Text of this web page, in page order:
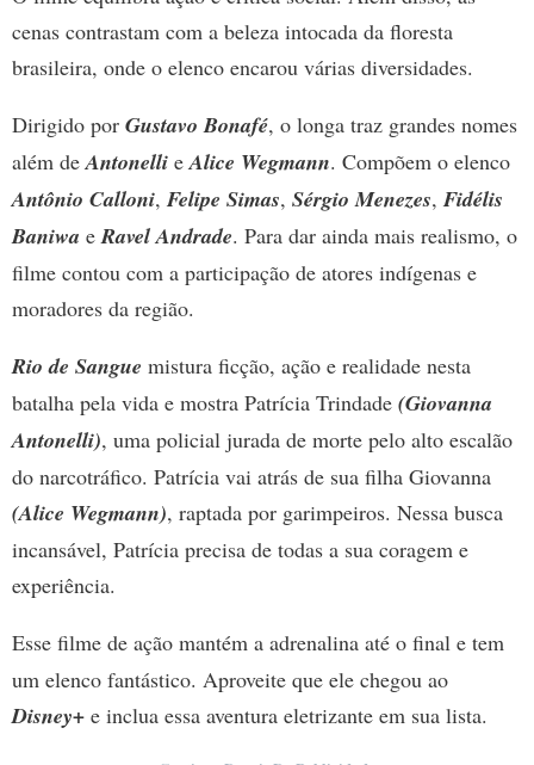
cenas contrastam com a beleza intocada da floresta
brasileira, onde o elenco encarou várias diversidades.
Dirigido por Gustavo Bonafé, o longa traz grandes nomes
além deAntonelli eAlice Wegmann. Compõem o elenco
Antônio Calloni, Felipe Simas, Sérgio Menezes, Fidélis
Baniwa eRavel Andrade. Para dar ainda mais realismo, o
filme contou com a participação de atores indígenas e
moradores da região.
Rio de Sangue mistura ficção, ação e realidade nesta
batalha pela vida e mostra Patrícia Trindade (Giovanna
Antonelli), uma policial jurada de morte pelo alto escalão
do narcotráfico. Patrícia vai atrás de sua filha Giovanna
(Alice Wegmann), raptada por garimpeiros. Nessa busca
incansável, Patrícia precisa de todas a sua coragem e
experiência.
Esse filme de ação mantém a adrenalina até o final e tem
um elenco fantástico. Aproveite que ele chegou ao
Disney+ e inclua essa aventura eletrizante em sua lista.